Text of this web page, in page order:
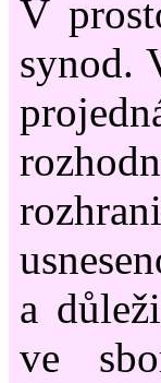
V
synod.
a
ve